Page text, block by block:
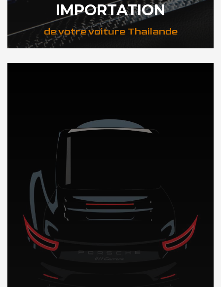
IMPORTATION
de votre voiture Thailande
DÉCOUVREZ NOTRE IMPORTATION AUTO en Thailande